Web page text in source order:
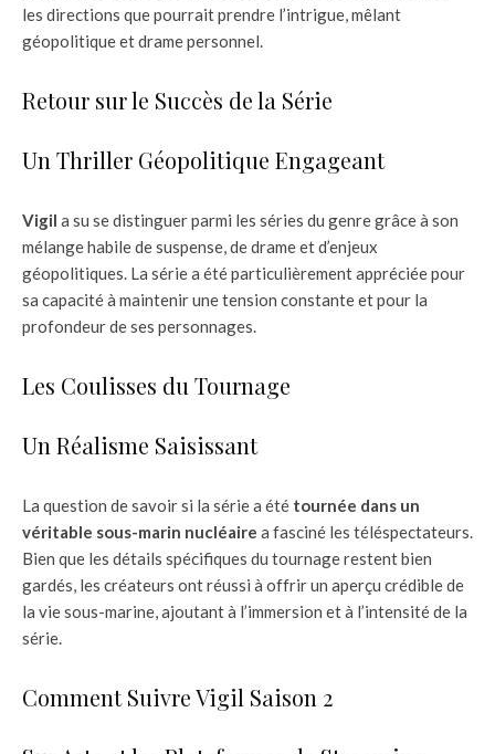
les directions que pourrait prendre l’intrigue, mêlant
géopolitique et drame personnel.
Retour sur le Succès de la Série
Un Thriller Géopolitique Engageant
Vigil a su se distinguer parmi les séries du genre grâce à son
mélange habile de suspense, de drame et d’enjeux
géopolitiques. La série a été particulièrement appréciée pour
sa capacité à maintenir une tension constante et pour la
profondeur de ses personnages.
Les Coulisses du Tournage
Un Réalisme Saisissant
La question de savoir si la série a été tournée dans un
véritable sous-marin nucléaire a fasciné les téléspectateurs.
Bien que les détails spécifiques du tournage restent bien
gardés, les créateurs ont réussi à offrir un aperçu crédible de
la vie sous-marine, ajoutant à l’immersion et à l’intensité de la
série.
Comment Suivre Vigil Saison 2